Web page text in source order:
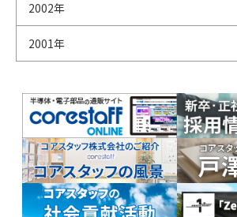
2002年
2001年